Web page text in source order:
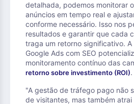
detalhada, podemos monitorar
anúncios em tempo real e
conforme necessário. Isso nos
resultados e garantir que cada
traga um retorno significativo.
Google Ads com SEO
monitoramento contínuo das
retorno sobre investimento (ROI).
"A gestão de tráfego pago não
de visitantes, mas também